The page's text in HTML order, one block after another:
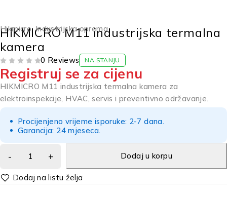
Hikmicro,Industrijska oprema
HIKMICRO M11 industrijska termalna
kamera
0 Reviews NA STANJU
Registruj se za cijenu
HIKMICRO M11 industrijska termalna kamera za
elektroinspekcije, HVAC, servis i preventivno održavanje.
Procijenjeno vrijeme isporuke: 2-7 dana.
Garancija: 24 mjeseca.
Dodaj u korpu
Alternative: